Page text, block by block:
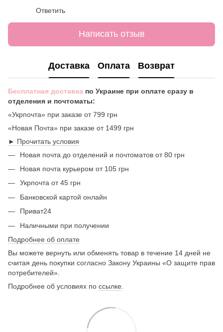
Ответить
Написать отзыв
Доставка Оплата Возврат
Бесплатная доставка по Украине при оплате сразу в
отделения и почтоматы:
«Укрпочта» при заказе от 799 грн
«Новая Почта» при заказе от 1499 грн
► Прочитать условия
Новая почта до отделений и почтоматов от 80 грн
Новая почта курьером от 105 грн
Укрпочта от 45 грн
Банковской картой онлайн
Приват24
Наличными при получении
Подробнее об оплате
Вы можете вернуть или обменять товар в течение 14 дней не
считая день покупки согласно Закону Украины «О защите прав
потребителей».
Подробнее об условиях по ссылке